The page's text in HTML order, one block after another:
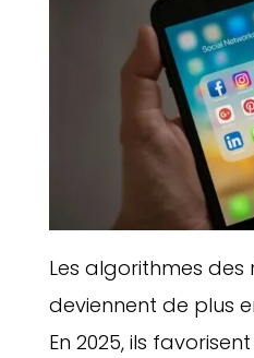
Les algorithmes des
deviennent de plus
En 2025, ils